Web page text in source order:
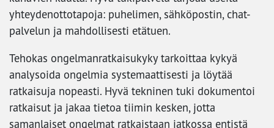
yhteydenottotapoja: puhelimen, sähköpostin, chat-
palvelun ja mahdollisesti etätuen.
Tehokas ongelmanratkaisukyky tarkoittaa kykyä
analysoida ongelmia systemaattisesti ja löytää
ratkaisuja nopeasti. Hyvä tekninen tuki dokumentoi
ratkaisut ja jakaa tietoa tiimin kesken, jotta
samanlaiset ongelmat ratkaistaan jatkossa entistä